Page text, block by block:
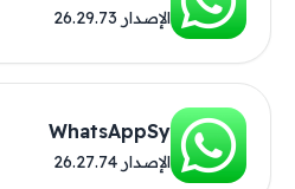
الإصدار 26.29.73
WhatsAppSy
الإصدار 26.27.74